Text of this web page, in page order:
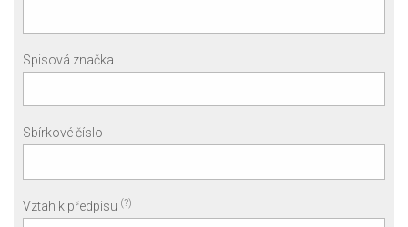
Spisová značka
Sbírkové číslo
Vztah k předpisu (?)